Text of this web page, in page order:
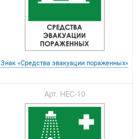
Знак «Средства эвакуации пораженных»
Арт. НЕС-10